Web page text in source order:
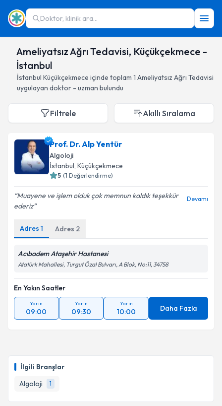
Doktor, klinik ara...
Ameliyatsız Ağrı Tedavisi, Küçükçekmece -
İstanbul
İstanbul Küçükçekmece içinde toplam 1 Ameliyatsız Ağrı Tedavisi
uygulayan doktor - uzman bulundu
İlgili Branşlar
Algoloji
1
Filtrele Akıllı Sıralama
Prof. Dr. Alp Yentür
Algoloji
İstanbul, Küçükçekmece
5 (1 Değerlendirme)
Muayene ve işlem olduk çok memnun kaldık teşekkür
ederiz
Devamı
Adres 1 Adres 2
Acıbadem Ataşehir Hastanesi
Atatürk Mahallesi, Turgut Özal Bulvarı, A Blok, No:11, 34758
En Yakın Saatler
Yarın
09:00
Yarın
09:30
Yarın
10:00 Daha Fazla